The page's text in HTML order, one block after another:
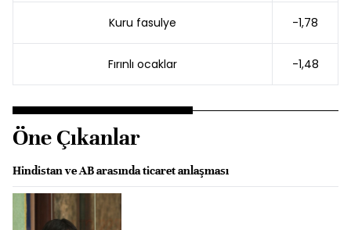
Kuru fasulye -1,78
Fırınlı ocaklar -1,48
Öne Çıkanlar
Hindistan ve AB arasında ticaret anlaşması